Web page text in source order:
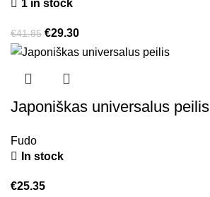
1 in stock
€41.85 €29.30
Japoniškas universalus peilis
Fudo
In stock
€25.35